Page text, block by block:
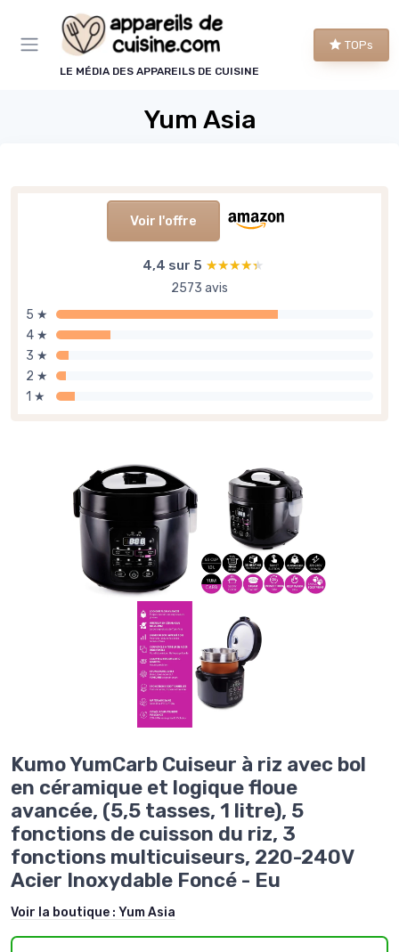
LE MÉDIA DES APPAREILS DE CUISINE
TOPs
Yum Asia
Voir l'offre
4,4 sur 5 ★★★★★
★★★★★
2573 avis
5 ★
4 ★
3 ★
2 ★
1 ★
Kumo YumCarb Cuiseur à riz avec bol
en céramique et logique floue
avancée, (5,5 tasses, 1 litre), 5
fonctions de cuisson du riz, 3
fonctions multicuiseurs, 220-240V
Acier Inoxydable Foncé - Eu
Voir la boutique : Yum Asia
Panneau de gestion des cookies